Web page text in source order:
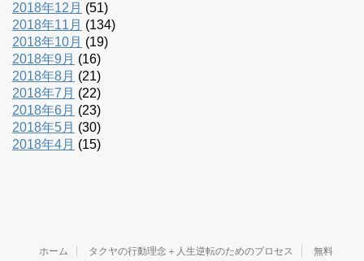
2018年12月 (51)
2018年11月 (134)
2018年10月 (19)
2018年9月 (16)
2018年8月 (21)
2018年7月 (22)
2018年6月 (23)
2018年5月 (30)
2018年4月 (15)
ホーム タクヤの行動理念＋人生逆転のためのプロセス 無料